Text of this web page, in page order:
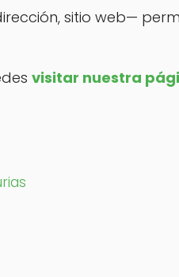
sitio web—
visitar nuestra